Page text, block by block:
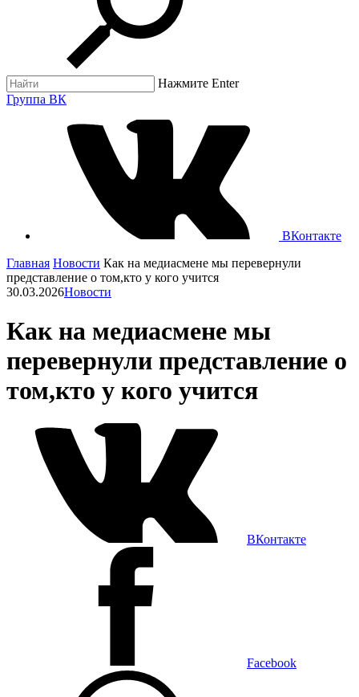
Нажмите Enter
Группа ВК
ВКонтакте
Главная Новости Как на медиасмене мы перевернули
представление о том,кто у кого учится
30.03.2026Новости
Как на медиасмене мы
перевернули представление о
том,кто у кого учится
ВКонтакте
Facebook